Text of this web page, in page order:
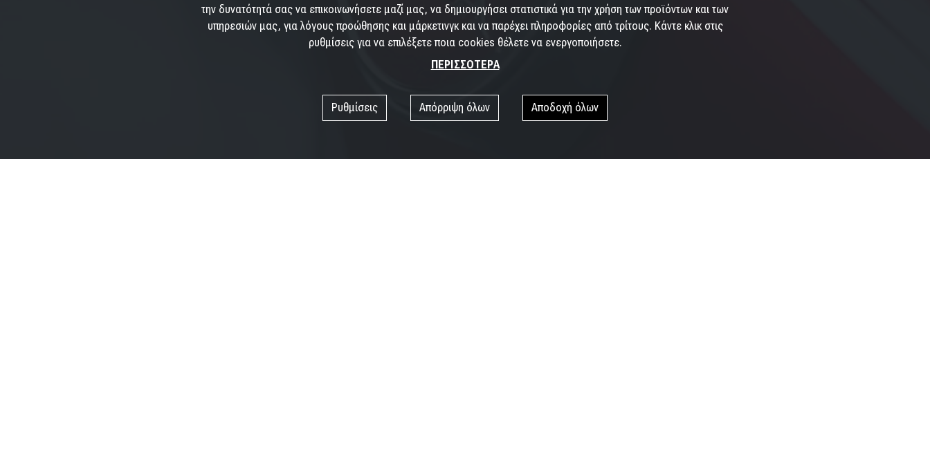
την δυνατότητά σας να επικοινωνήσετε μαζί μας, να δημιουργήσει στατιστικά για την χρήση των προϊόντων και των
υπηρεσιών μας, για λόγους προώθησης και μάρκετινγκ και να παρέχει πληροφορίες από τρίτους. Κάντε κλικ στις
ρυθμίσεις για να επιλέξετε ποια cookies θέλετε να ενεργοποιήσετε.
ΠΕΡΙΣΣΟΤΕΡΑ
Ρυθμίσεις Απόρριψη όλων Αποδοχή όλων